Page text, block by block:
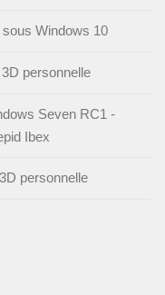
Windows 10
personnelle
Seven RC1 -
Ibex
personnelle